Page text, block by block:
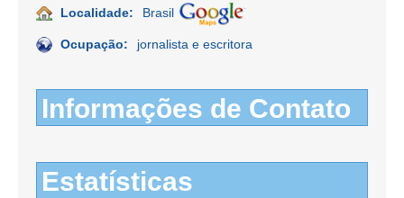
Localidade: Brasil
Ocupação: jornalista e escritora
Informações de Contato
Estatísticas